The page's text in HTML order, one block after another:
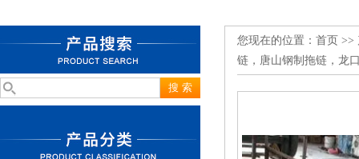
您现在的位置： 首页 >>
链，唐山钢制拖链，龙